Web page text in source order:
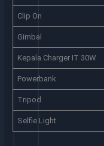
Clip On
Gimbal
Kepala Charger IT 30W
Powerbank
Tripod
Selfie Light